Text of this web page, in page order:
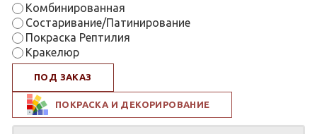
Комбинированная
Состаривание/Патинирование
Покраска Рептилия
Кракелюр
ПОД ЗАКАЗ
ПОКРАСКА И ДЕКОРИРОВАНИЕ